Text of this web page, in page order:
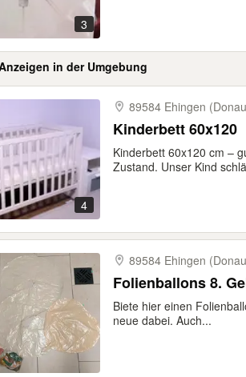
3
in der Umgebung
4
89584 Ehingen
Kinderbett 60x120
Kinderbett 60x120 cm –
Zustand. Unser Kind
89584 Ehingen
Folienballons 8.
Biete hier einen
neue dabei. Auch...